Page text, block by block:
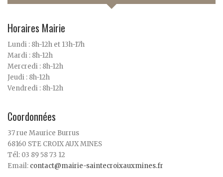
Horaires Mairie
Lundi : 8h-12h et 13h-17h
Mardi : 8h-12h
Mercredi : 8h-12h
Jeudi : 8h-12h
Vendredi : 8h-12h
Coordonnées
37 rue Maurice Burrus
68160 STE CROIX AUX MINES
Tél: 03 89 58 73 12
Email: contact@mairie-saintecroixauxmines.fr